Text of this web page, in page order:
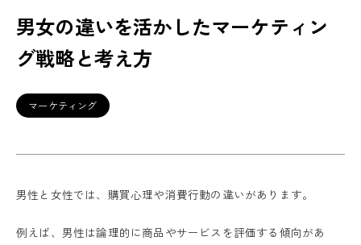
男女の違いを活かしたマーケティン
グ戦略と考え方
マーケティング
男性と女性では、購買心理や消費行動の違いがあります。
例えば、男性は論理的に商品やサービスを評価する傾向があ